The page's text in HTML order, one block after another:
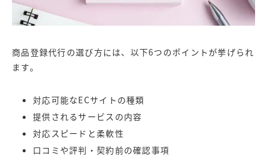
商品登録代行の選び方には、以下6つのポイントが挙げられ
ます。
対応可能なECサイトの種類
提供されるサービスの内容
対応スピードと柔軟性
口コミや評判・契約前の確認事項